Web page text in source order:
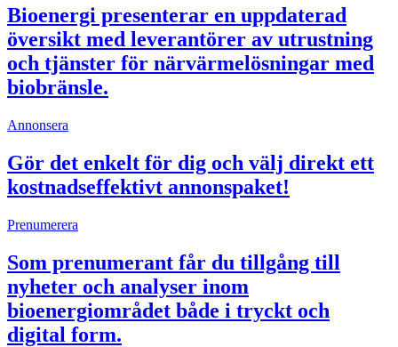
Bioenergi presenterar en uppdaterad
översikt med leverantörer av utrustning
och tjänster för närvärmelösningar med
biobränsle.
Annonsera
Gör det enkelt för dig och välj direkt ett
kostnadseffektivt annonspaket!
Prenumerera
Som prenumerant får du tillgång till
nyheter och analyser inom
bioenergiområdet både i tryckt och
digital form.